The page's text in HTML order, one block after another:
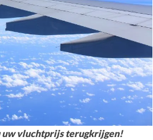
uw vluchtprijs terugkrijgen!